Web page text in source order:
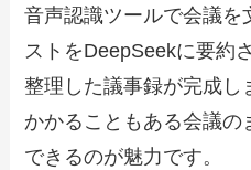
音声認識ツールで会議を
ストをDeepSeekに要約
整理した議事録が完成し
かかることもある会議
できるのが魅力です。